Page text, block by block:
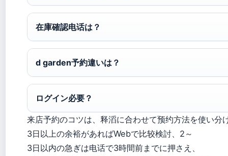
在庫確認电话は？
d garden予約違いは？
ログイン必要？
来店予約のコツは、释滔に合わせて预约方法を使い分
3日以上の余裕があればWebで比较検討、2～
3日以内の急ぎは电话で3時間前までに押さえ、